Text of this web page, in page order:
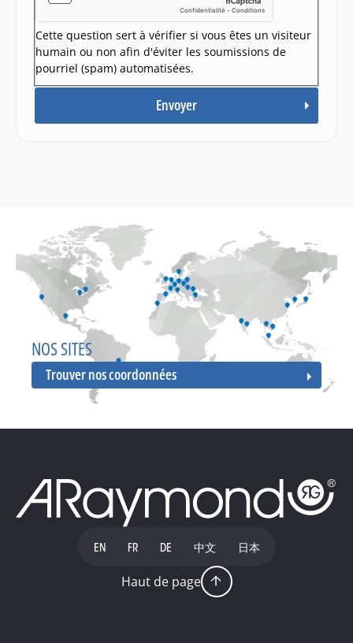
Cette question sert à vérifier si vous êtes un visiteur
humain ou non afin d'éviter les soumissions de
pourriel (spam) automatisées.
NOS SITES
Trouver nos coordonnées
EN FR DE 中文 日本
Haut de page